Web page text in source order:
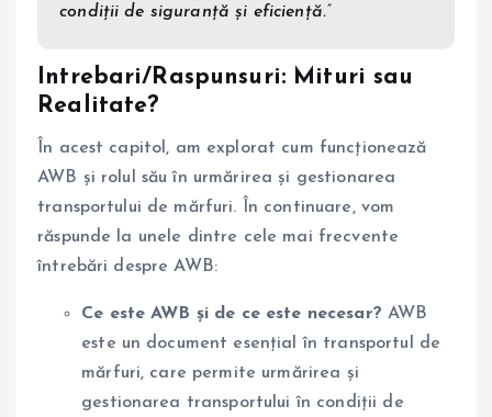
condiții de siguranță și eficiență.”
Intrebari/Raspunsuri: Mituri sau
Realitate?
În acest capitol, am explorat cum funcționează
AWB și rolul său în urmărirea și gestionarea
transportului de mărfuri. În continuare, vom
răspunde la unele dintre cele mai frecvente
întrebări despre AWB:
Ce este AWB și de ce este necesar? AWB
este un document esențial în transportul de
mărfuri, care permite urmărirea și
gestionarea transportului în condiții de